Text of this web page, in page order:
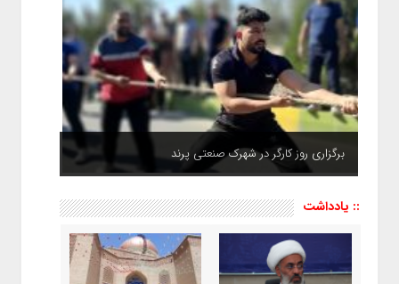
برگزاری روز کارگر در شهرک صنعتی پرند
:: یادداشت